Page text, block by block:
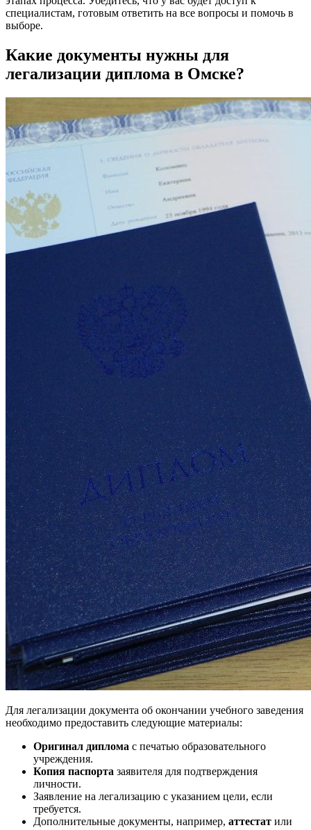
специалистам, готовым ответить на все вопросы и помочь в
выборе.
Какие документы нужны для
легализации диплома в Омске?
Для легализации документа об окончании учебного заведения
необходимо предоставить следующие материалы:
Оригинал диплома с печатью образовательного
учреждения.
Копия паспорта заявителя для подтверждения
личности.
Заявление на легализацию с указанием цели, если
требуется.
Дополнительные документы, например, аттестат или